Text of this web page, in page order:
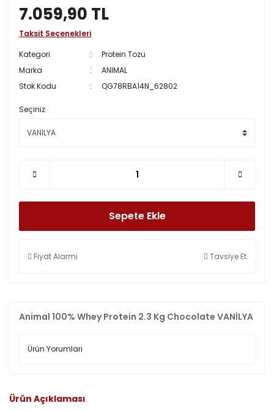
Animal 100% Whey Protein 2.3 Kg Chocolate VANİLYA
Ürün Yorumları
7.059,90 TL
Taksit Seçenekleri
Kategori
Protein Tozu
Marka
ANIMAL
Stok Kodu
QG78RBA14N_62802
Seçiniz
Sepete Ekle
Fiyat Alarmı Tavsiye Et
Ürün Açıklaması